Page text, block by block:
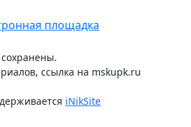
площадка
ссылка на mskupk.ru
iNikSite